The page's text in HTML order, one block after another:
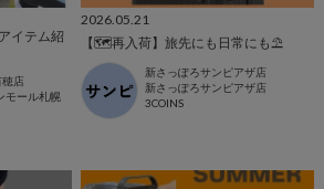
イテム紹
穂店
モール札幌
2026.05.21
【🗺再入荷】旅先にも日常にも⛱️
新さっぽろサンピアザ店
新さっぽろサンピアザ店
3COINS